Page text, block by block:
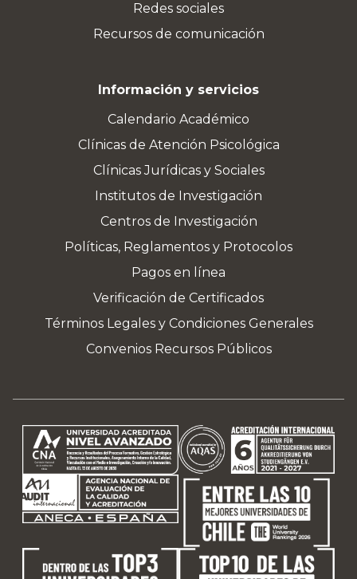
Redes sociales
Recursos de comunicación
Información y servicios
Calendario Académico
Clínicas de Atención Psicológica
Clínicas Jurídicas y Sociales
Institutos de Investigación
Centros de Investigación
Políticas, Reglamentos y Protocolos
Pagos en línea
Verificación de Certificados
Términos Legales y Condiciones Generales
Convenios Recursos Públicos